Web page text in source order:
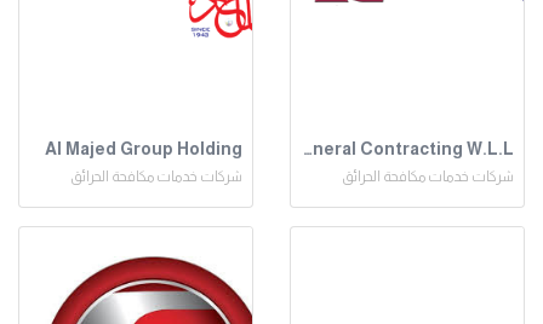
Al Majed Group Holding
شركات خدمات مكافحة الحرائق
Aamtron Group General Contracting W.L.L
شركات خدمات مكافحة الحرائق